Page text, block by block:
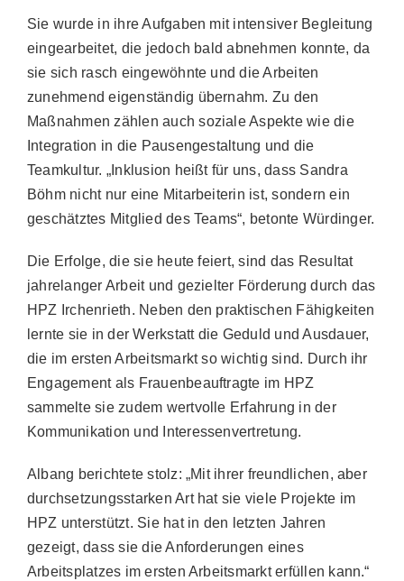
Sie wurde in ihre Aufgaben mit intensiver Begleitung
eingearbeitet, die jedoch bald abnehmen konnte, da
sie sich rasch eingewöhnte und die Arbeiten
zunehmend eigenständig übernahm. Zu den
Maßnahmen zählen auch soziale Aspekte wie die
Integration in die Pausengestaltung und die
Teamkultur. „Inklusion heißt für uns, dass Sandra
Böhm nicht nur eine Mitarbeiterin ist, sondern ein
geschätztes Mitglied des Teams“, betonte Würdinger.
Die Erfolge, die sie heute feiert, sind das Resultat
jahrelanger Arbeit und gezielter Förderung durch das
HPZ Irchenrieth. Neben den praktischen Fähigkeiten
lernte sie in der Werkstatt die Geduld und Ausdauer,
die im ersten Arbeitsmarkt so wichtig sind. Durch ihr
Engagement als Frauenbeauftragte im HPZ
sammelte sie zudem wertvolle Erfahrung in der
Kommunikation und Interessenvertretung.
Albang berichtete stolz: „Mit ihrer freundlichen, aber
durchsetzungsstarken Art hat sie viele Projekte im
HPZ unterstützt. Sie hat in den letzten Jahren
gezeigt, dass sie die Anforderungen eines
Arbeitsplatzes im ersten Arbeitsmarkt erfüllen kann.“